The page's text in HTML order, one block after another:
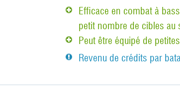
Efficace en combat à
petit nombre de cibles au
Peut être équipé de
Revenu de crédits par